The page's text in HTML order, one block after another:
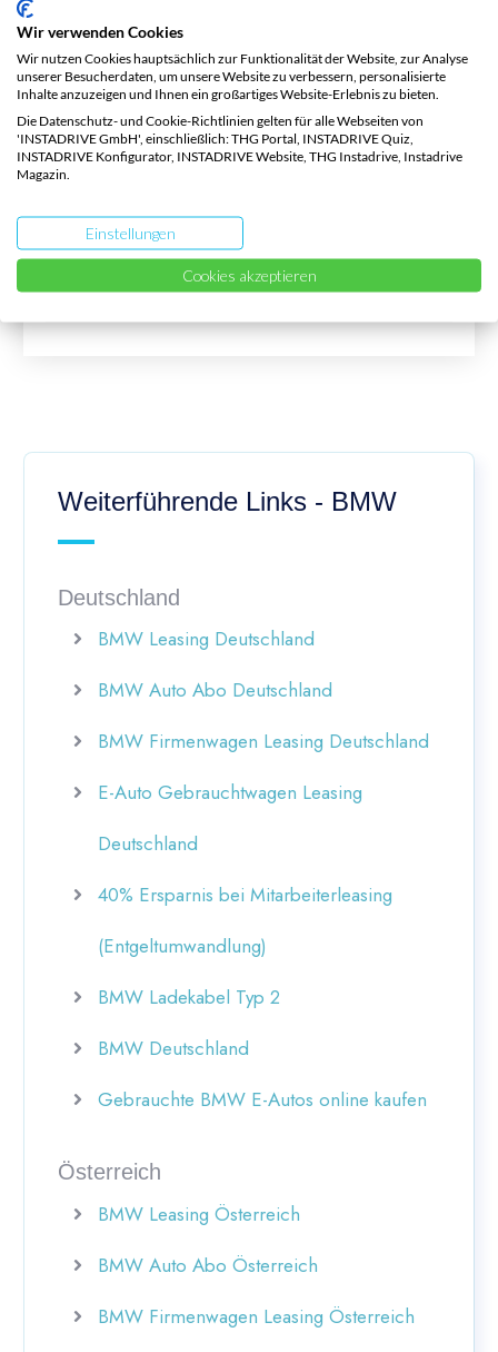
der Elektromobilität. Die Kombination
aus fortschrittlicher Batterietechnologie,
effizientem Energiemanagement und
schnellen Ladezeiten macht den BMW
jene, die nachhaltig und komfortabel
unterwegs sein möchten.
Weiterführende Links - BMW
Deutschland
BMW Leasing Deutschland
BMW Auto Abo Deutschland
BMW Firmenwagen Leasing Deutschland
E-Auto Gebrauchtwagen Leasing
Deutschland
40% Ersparnis bei Mitarbeiterleasing
(Entgeltumwandlung)
BMW Ladekabel Typ 2
BMW Deutschland
Gebrauchte BMW E-Autos online kaufen
Österreich
BMW Leasing Österreich
BMW Auto Abo Österreich
BMW Firmenwagen Leasing Österreich
Wir verwenden Cookies
Wir nutzen Cookies hauptsächlich zur Funktionalität der Website, zur Analyse
unserer Besucherdaten, um unsere Website zu verbessern, personalisierte
Inhalte anzuzeigen und Ihnen ein großartiges Website-Erlebnis zu bieten.
Die Datenschutz- und Cookie-Richtlinien gelten für alle Webseiten von
'INSTADRIVE GmbH', einschließlich: THG Portal, INSTADRIVE Quiz,
INSTADRIVE Konfigurator, INSTADRIVE Website, THG Instadrive, Instadrive
Magazin.
Einstellungen
Cookies akzeptieren